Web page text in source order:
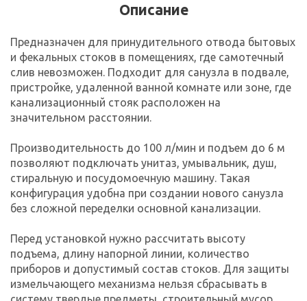
Описание
Предназначен для принудительного отвода бытовых
и фекальных стоков в помещениях, где самотечный
слив невозможен. Подходит для санузла в подвале,
пристройке, удаленной ванной комнате или зоне, где
канализационный стояк расположен на
значительном расстоянии.
Производительность до 100 л/мин и подъем до 6 м
позволяют подключать унитаз, умывальник, душ,
стиральную и посудомоечную машину. Такая
конфигурация удобна при создании нового санузла
без сложной переделки основной канализации.
Перед установкой нужно рассчитать высоту
подъема, длину напорной линии, количество
приборов и допустимый состав стоков. Для защиты
измельчающего механизма нельзя сбрасывать в